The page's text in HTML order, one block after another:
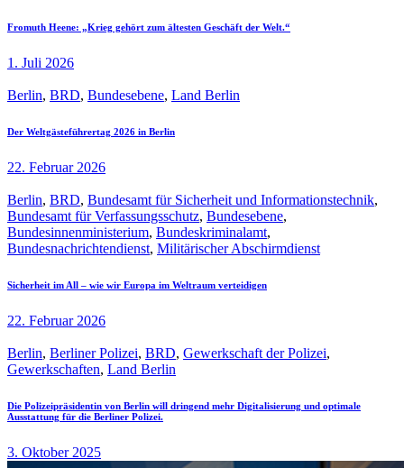
Fromuth Heene: „Krieg gehört zum ältesten Geschäft der Welt.“
1. Juli 2026
Berlin, BRD, Bundesebene, Land Berlin
Der Weltgästeführertag 2026 in Berlin
22. Februar 2026
Berlin, BRD, Bundesamt für Sicherheit und Informationstechnik,
Bundesamt für Verfassungsschutz, Bundesebene,
Bundesinnenministerium, Bundeskriminalamt,
Bundesnachrichtendienst, Militärischer Abschirmdienst
Sicherheit im All – wie wir Europa im Weltraum verteidigen
22. Februar 2026
Berlin, Berliner Polizei, BRD, Gewerkschaft der Polizei,
Gewerkschaften, Land Berlin
Die Polizeipräsidentin von Berlin will dringend mehr Digitalisierung und optimale
Ausstattung für die Berliner Polizei.
3. Oktober 2025